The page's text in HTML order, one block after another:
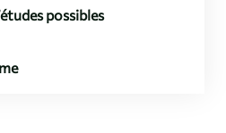
possibles